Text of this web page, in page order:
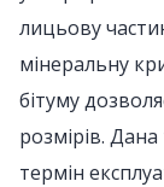
лицьову
мінеральну
бітуму
розмірів.
термін